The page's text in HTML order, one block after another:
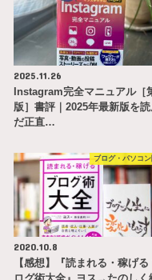
2025.11.26
Instagram完全マニュアル［
版］書評｜2025年最新版を
だ正直…
ブログ・パソコ
2020.10.8
【感想】『読まれる・稼げる